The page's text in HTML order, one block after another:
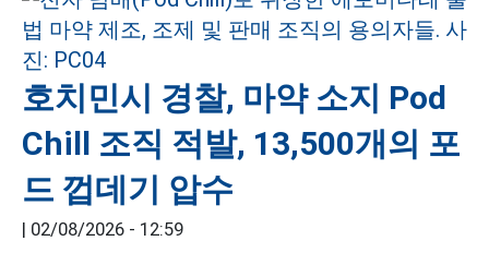
호치민시 경찰, 마약 소지 Pod
Chill 조직 적발, 13,500개의 포
드 껍데기 압수
| 02/08/2026 - 12:59